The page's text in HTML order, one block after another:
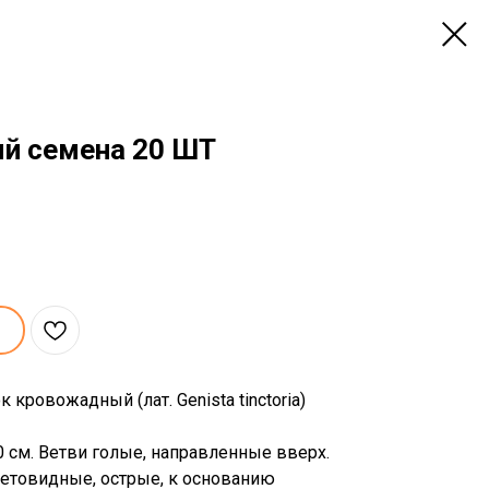
семена 20 ШТ
кровожадный (лат. Genista tinctoria)
Ветви голые, направленные вверх.
острые, к основанию